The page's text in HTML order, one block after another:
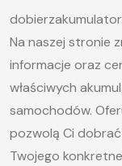
Na naszej stronie
informacje oraz
właściwych
samochodów.
pozwolą Ci
Twojego